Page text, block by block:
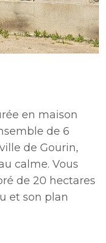
en maison
de 6
de Gourin,
calme. Vous
de 20 hectares
et son plan